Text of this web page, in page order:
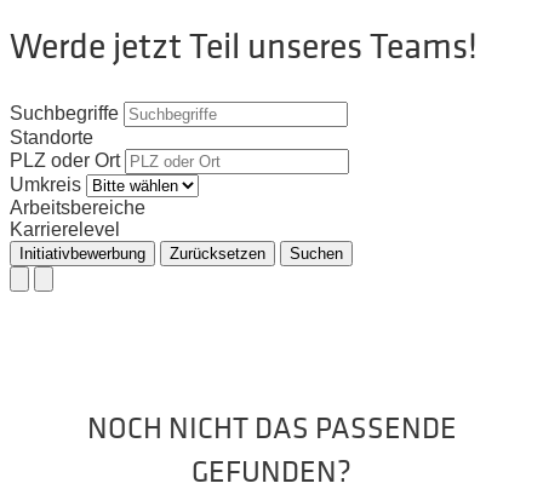
Werde jetzt Teil unseres Teams!
Suchbegriffe
Standorte
PLZ oder Ort
Umkreis
Arbeitsbereiche
Karrierelevel
Initiativbewerbung Zurücksetzen Suchen
NOCH NICHT DAS PASSENDE
GEFUNDEN?